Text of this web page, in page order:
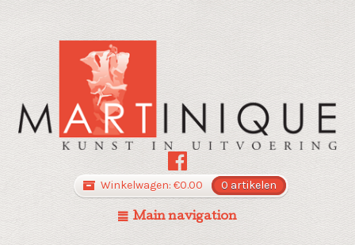
Winkelwagen: €0.00 0 artikelen
Main navigation